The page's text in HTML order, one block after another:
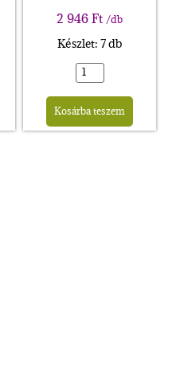
Alternative:
2 946Ft /db
Készlet: 7 db
Kosárba teszem